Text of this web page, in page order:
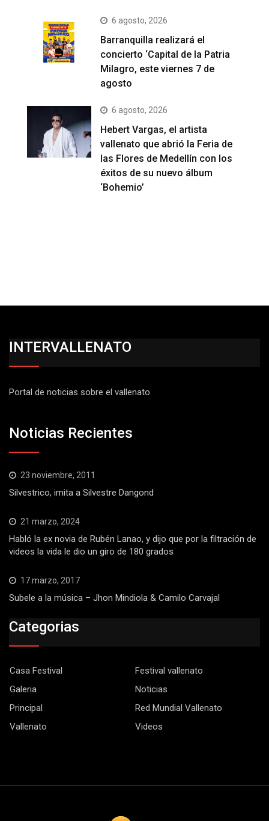
6 agosto, 2026
Barranquilla realizará el
concierto ‘Capital de la Patria
Milagro, este viernes 7 de
agosto
6 agosto, 2026
Hebert Vargas, el artista
vallenato que abrió la Feria de
las Flores de Medellín con los
éxitos de su nuevo álbum
‘Bohemio’
INTERVALLENATO
Portal de noticias sobre el vallenato
Noticias Recientes
23 noviembre, 2011
Silvestrico, imita a Silvestre Dangond
21 marzo, 2024
Habló la ex novia de Rubén Lanao, y dijo que por la filtración de
videos la vida le dio un giro de 180 grados
17 marzo, 2017
Subele a la música – Jhon Mindiola & Camilo Carvajal
Categorias
Casa Festival
Festival vallenato
Galeria
Noticias
Principal
Red Mundial Vallenato
Vallenato
Videos